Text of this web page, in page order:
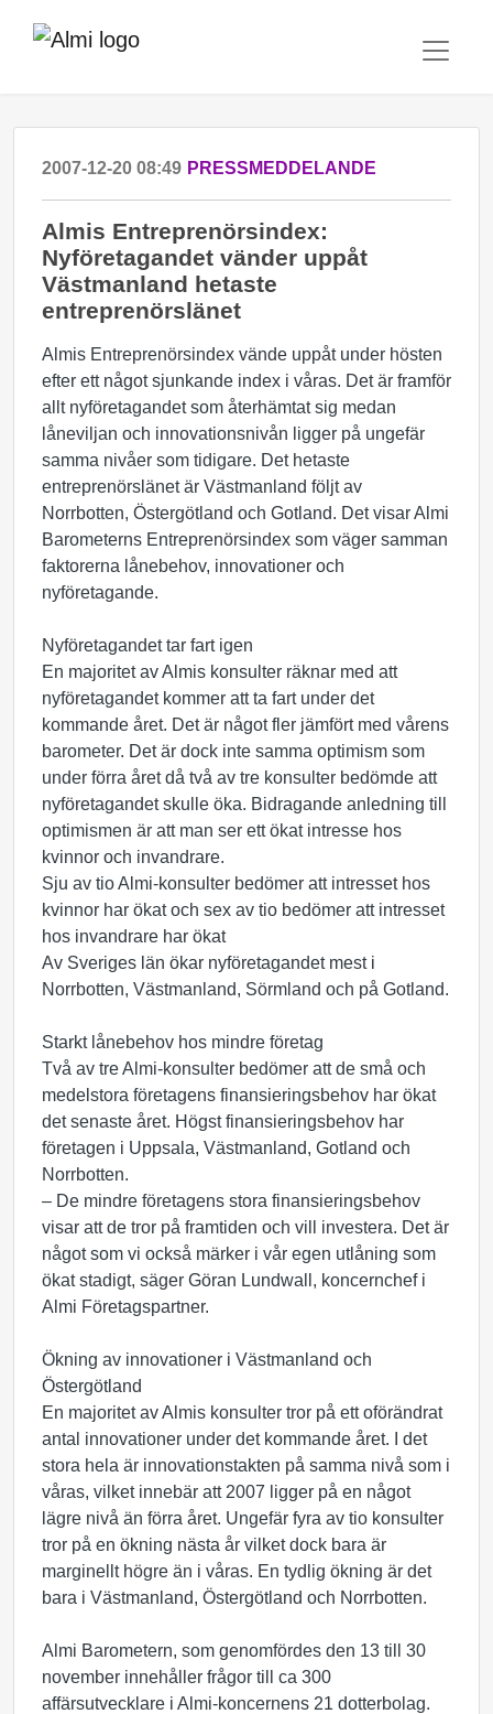
2007-12-20 08:49 PRESSMEDDELANDE
Almis Entreprenörsindex:
Nyföretagandet vänder uppåt
Västmanland hetaste
entreprenörslänet
Almis Entreprenörsindex vände uppåt under hösten
efter ett något sjunkande index i våras. Det är framför
allt nyföretagandet som återhämtat sig medan
låneviljan och innovationsnivån ligger på ungefär
samma nivåer som tidigare. Det hetaste
entreprenörslänet är Västmanland följt av
Norrbotten, Östergötland och Gotland. Det visar Almi
Barometerns Entreprenörsindex som väger samman
faktorerna lånebehov, innovationer och
nyföretagande.
Nyföretagandet tar fart igen
En majoritet av Almis konsulter räknar med att
nyföretagandet kommer att ta fart under det
kommande året. Det är något fler jämfört med vårens
barometer. Det är dock inte samma optimism som
under förra året då två av tre konsulter bedömde att
nyföretagandet skulle öka. Bidragande anledning till
optimismen är att man ser ett ökat intresse hos
kvinnor och invandrare.
Sju av tio Almi-konsulter bedömer att intresset hos
kvinnor har ökat och sex av tio bedömer att intresset
hos invandrare har ökat
Av Sveriges län ökar nyföretagandet mest i
Norrbotten, Västmanland, Sörmland och på Gotland.
Starkt lånebehov hos mindre företag
Två av tre Almi-konsulter bedömer att de små och
medelstora företagens finansieringsbehov har ökat
det senaste året. Högst finansieringsbehov har
företagen i Uppsala, Västmanland, Gotland och
Norrbotten.
– De mindre företagens stora finansieringsbehov
visar att de tror på framtiden och vill investera. Det är
något som vi också märker i vår egen utlåning som
ökat stadigt, säger Göran Lundwall, koncernchef i
Almi Företagspartner.
Ökning av innovationer i Västmanland och
Östergötland
En majoritet av Almis konsulter tror på ett oförändrat
antal innovationer under det kommande året. I det
stora hela är innovationstakten på samma nivå som i
våras, vilket innebär att 2007 ligger på en något
lägre nivå än förra året. Ungefär fyra av tio konsulter
tror på en ökning nästa år vilket dock bara är
marginellt högre än i våras. En tydlig ökning är det
bara i Västmanland, Östergötland och Norrbotten.
Almi Barometern, som genomfördes den 13 till 30
november innehåller frågor till ca 300
affärsutvecklare i Almi-koncernens 21 dotterbolag.